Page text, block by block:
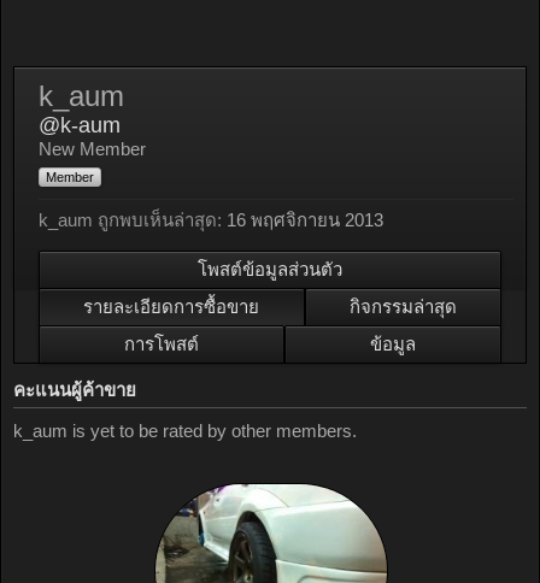
k_aum
@k-aum
New Member
Member
k_aum ถูกพบเห็นล่าสุด: 16 พฤศจิกายน 2013
โพสต์ข้อมูลส่วนตัว
รายละเอียดการซื้อขาย
กิจกรรมล่าสุด
การโพสต์
ข้อมูล
คะแนนผู้ค้าขาย
k_aum is yet to be rated by other members.